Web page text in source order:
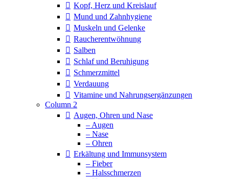
Kopf, Herz und Kreislauf
Mund und Zahnhygiene
Muskeln und Gelenke
Raucherentwöhnung
Salben
Schlaf und Beruhigung
Schmerzmittel
Verdauung
Vitamine und Nahrungsergänzungen
Column 2
Augen, Ohren und Nase
– Augen
– Nase
– Ohren
Erkältung und Immunsystem
– Fieber
– Halsschmerzen